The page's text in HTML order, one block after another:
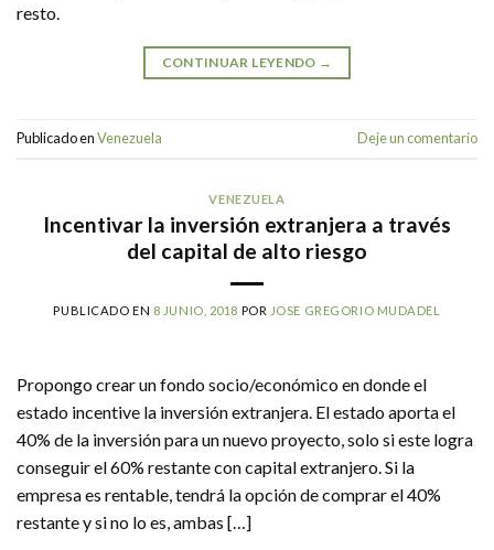
resto.
CONTINUAR LEYENDO →
Publicado enVenezuela Deje un comentario
VENEZUELA
Incentivar la inversión extranjera a través
del capital de alto riesgo
PUBLICADO EN 8 JUNIO, 2018 POR JOSE GREGORIO MUDADEL
Propongo crear un fondo socio/económico en donde el
estado incentive la inversión extranjera. El estado aporta el
40% de la inversión para un nuevo proyecto, solo si este logra
conseguir el 60% restante con capital extranjero. Si la
empresa es rentable, tendrá la opción de comprar el 40%
restante y si no lo es, ambas […]